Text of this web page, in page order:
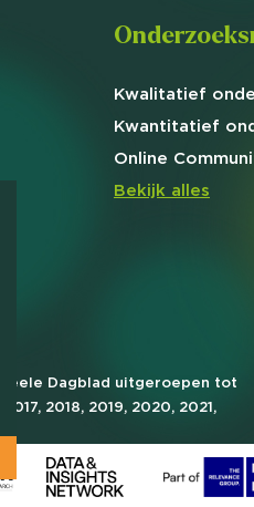
Kwalitatief
Kwantitatief
Online
Bekijk alles
Dagblad uitgeroepen tot
2017, 2018, 2019, 2020, 2021,